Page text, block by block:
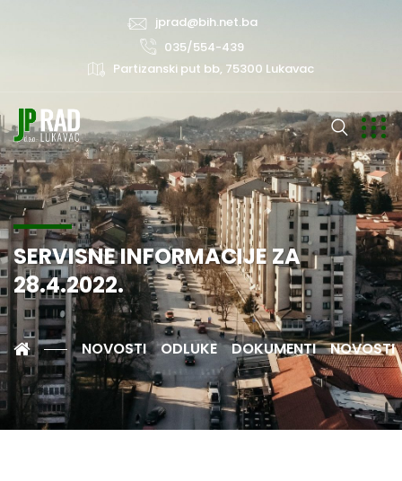
jprad@bih.net.ba
035/554-439
Partizanski put bb, 75300 Lukavac
SERVISNE INFORMACIJE ZA
28.4.2022.
NOVOSTI ODLUKE DOKUMENTI NOVOSTI